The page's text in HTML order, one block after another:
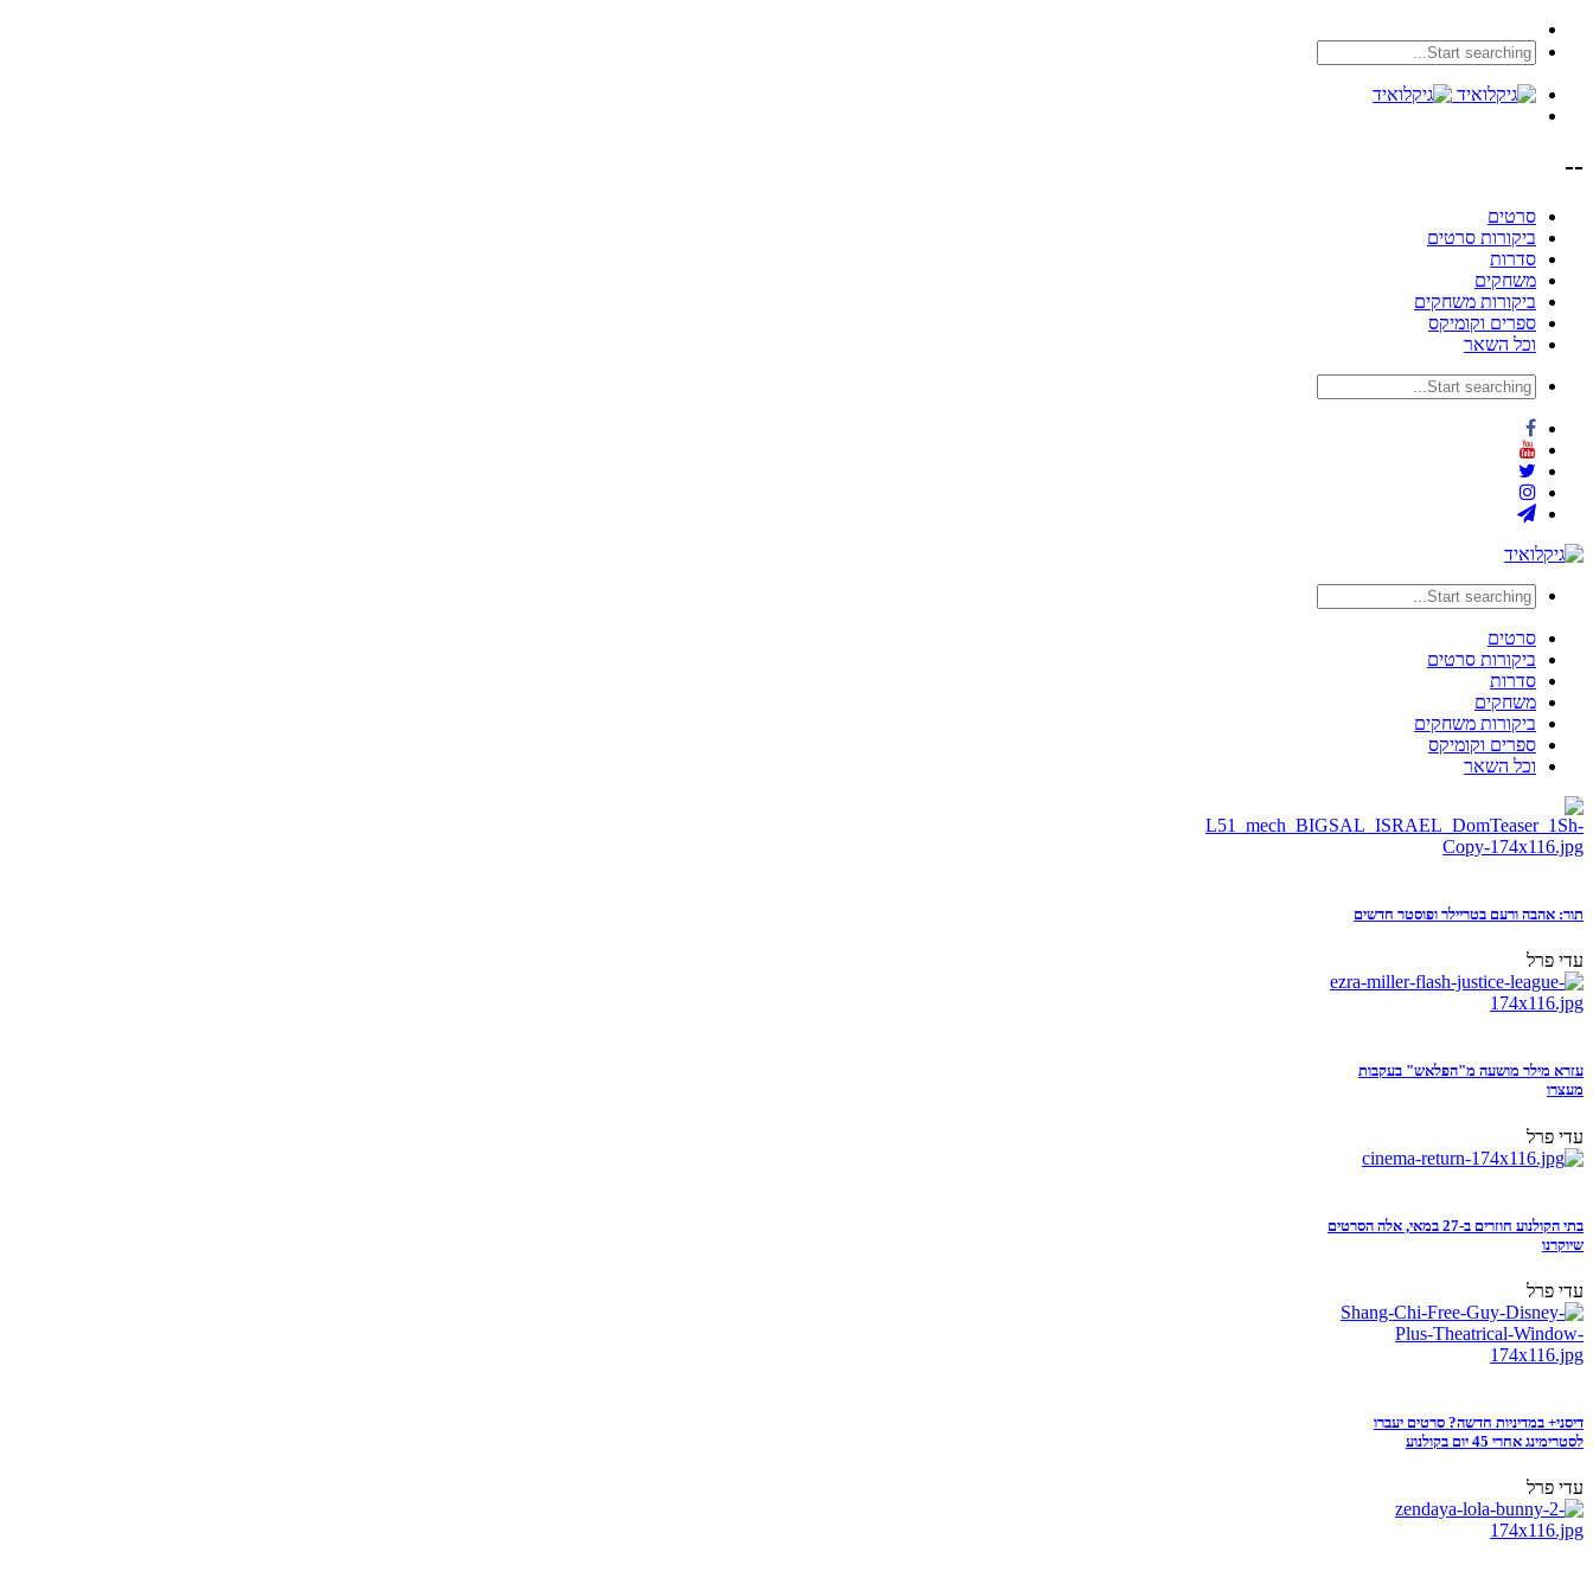
--
סרטים
ביקורות סרטים
סדרות
משחקים
ביקורות משחקים
ספרים וקומיקס
וכל השאר
סרטים
ביקורות סרטים
סדרות
משחקים
ביקורות משחקים
ספרים וקומיקס
וכל השאר
תור: אהבה ורעם בטריילר ופוסטר חדשים
עדי פרל
עזרא מילר מושעה מ"הפלאש" בעקבות
מעצרו
עדי פרל
בתי הקולנוע חוזרים ב-27 במאי, אלה הסרטים
שיוקרנו
עדי פרל
דיסני+ במדיניות חדשה? סרטים יעברו
לסטרימינג אחרי 45 יום בקולנוע
עדי פרל